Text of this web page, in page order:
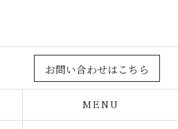
お問い合わせはこちら
MENU